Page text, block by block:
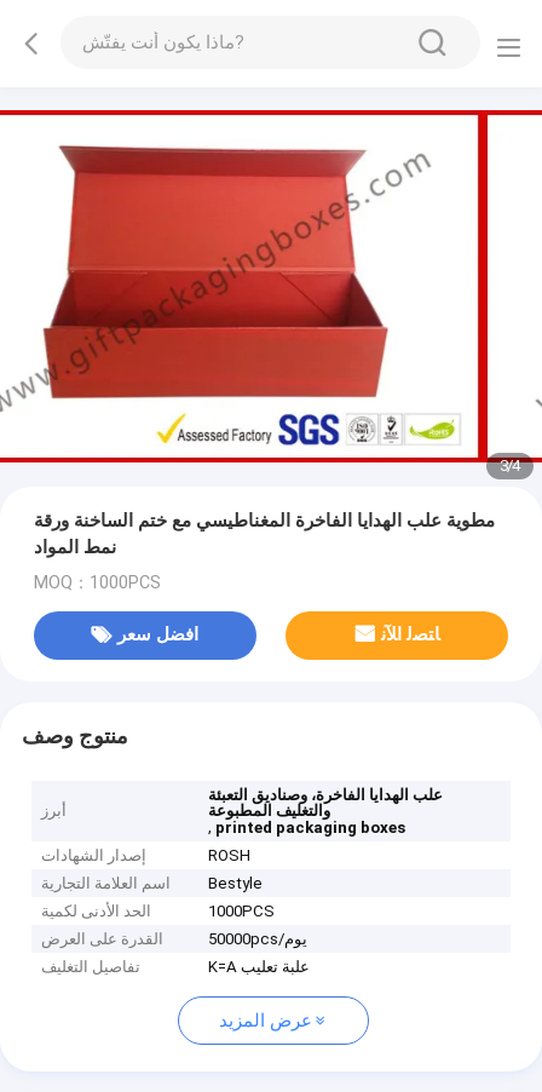
3/4
مطوية علب الهدايا الفاخرة المغناطيسي مع ختم الساخنة ورقة
نمط المواد
MOQ：1000PCS
افضل سعر ﺎﺘﺼﻟ ﺍﻶﻧ
منتوج وصف
أبرز
علب الهدايا الفاخرة، وصناديق التعبئة
والتغليف المطبوعة
, printed packaging boxes
إصدار الشهادات
ROSH
اسم العلامة التجارية
Bestyle
الحد الأدنى لكمية
1000PCS
القدرة على العرض
50000pcs/يوم
تفاصيل التغليف
K=A علبة تعليب
عرض المزيد